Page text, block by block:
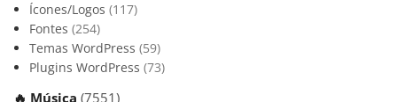
Ícones/Logos (117)
Fontes (254)
Temas WordPress (59)
Plugins WordPress (73)
🔥 Música (7551)